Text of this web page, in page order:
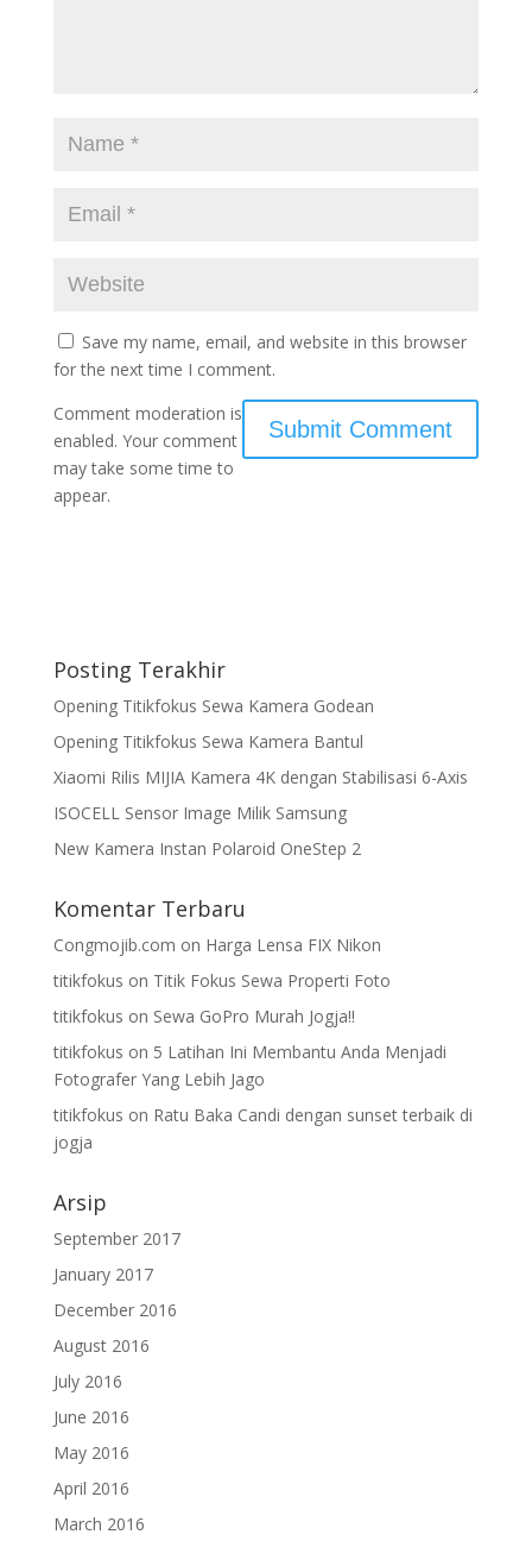
Save my name, email, and website in this browser
for the next time I comment.
Comment moderation is
enabled. Your comment
may take some time to
appear.
Posting Terakhir
Opening Titikfokus Sewa Kamera Godean
Opening Titikfokus Sewa Kamera Bantul
Xiaomi Rilis MIJIA Kamera 4K dengan Stabilisasi 6-Axis
ISOCELL Sensor Image Milik Samsung
New Kamera Instan Polaroid OneStep 2
Komentar Terbaru
Congmojib.com on Harga Lensa FIX Nikon
titikfokus on Titik Fokus Sewa Properti Foto
titikfokus on Sewa GoPro Murah Jogja!!
titikfokus on 5 Latihan Ini Membantu Anda Menjadi
Fotografer Yang Lebih Jago
titikfokus on Ratu Baka Candi dengan sunset terbaik di
jogja
Arsip
September 2017
January 2017
December 2016
August 2016
July 2016
June 2016
May 2016
April 2016
March 2016